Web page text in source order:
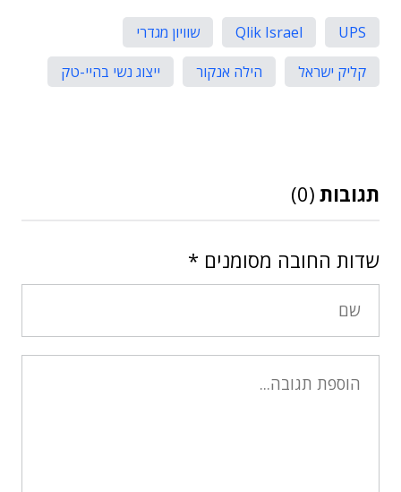
UPS
Qlik Israel
שוויון מגדרי
קליק ישראל
הילה אנקור ייצוג נשי בהיי-טק
תגובות (0)
שדות החובה מסומנים *